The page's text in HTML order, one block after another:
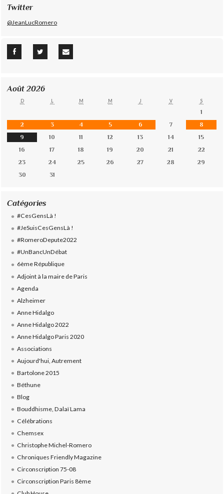
Twitter
@JeanLucRomero
Août 2026
D L M M J V S
1
2
3 4 5 6 7
8
9
10 11 12 13 14
15
16
17 18 19 20 21
22
23
24 25 26 27 28
29
30
31
Catégories
#CesGensLà !
#JeSuisCesGensLà !
#RomeroDepute2022
#UnBancUnDébat
6ème République
Adjoint à la maire de Paris
Agenda
Alzheimer
Anne Hidalgo
Anne Hidalgo 2022
Anne Hidalgo Paris 2020
Associations
Aujourd'hui, Autrement
Bartolone 2015
Béthune
Blog
Bouddhisme, Dalaï Lama
Célébrations
Chemsex
Christophe Michel-Romero
Chroniques Friendly Magazine
Circonscription 75-08
Circonscription Paris 8ème